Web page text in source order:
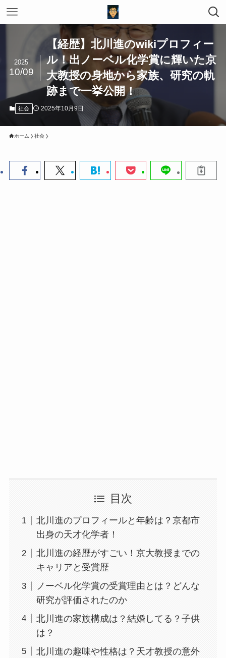
【経歴】北川進のwikiプロフィー
ル！出ノーベル化学賞に輝いた京
大教授の身地から家族、研究の軌
跡まで一挙公開！
2025
10/09
社会 2025年10月9日
ホーム 社会
目次
北川進のプロフィールと年齢は？京都市
出身の天才化学者！
北川進の経歴がすごい！京大教授までの
キャリアと受賞歴
ノーベル化学賞の受賞理由とは？どんな
研究が評価されたのか
北川進の家族構成は？結婚してる？子供
は？
北川進の趣味や性格は？天才教授の意外